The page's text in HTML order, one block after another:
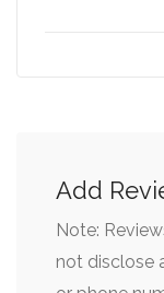
Add
Note:
not disclose